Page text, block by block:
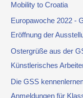
Mobility to Croatia
Europawoche 2022 -
Eröffnung der
Ostergrüße aus der
Künstlerisches
Die GSS
Anmeldungen für